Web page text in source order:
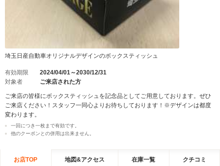
埼玉日産自動車オリジナルデザインのボックスティッシュ
有効期限
2024/04/01～2030/12/31
対象者
ご来店された方
ご来店の皆様にボックスティッシュを記念品としてご用意しております。ぜひ
ご来店ください！スタッフ一同心よりお待ちしております！※デザインは都度
変わります。
一回につき一枚まで有効です。
他のクーポンとの併用は出来ません。
お店TOP 地図&アクセス 在庫一覧 クチコミ